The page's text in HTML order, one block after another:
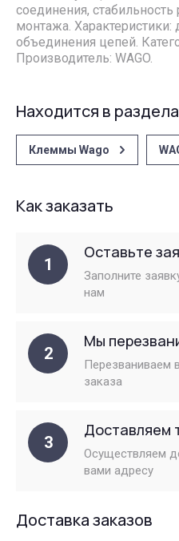
соединения,
монтажа.
объединения цепей.
Производитель: WAGO.
Находится в
Клеммы Wago
Как заказать
1
Оставьте
Заполните
нам
2
Мы
Перезваниваем
заказа
3
Доставляем
Осуществляем
вами адресу
Доставка заказов